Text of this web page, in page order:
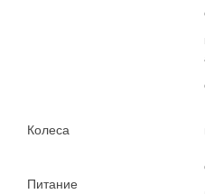
Колеса
Питание